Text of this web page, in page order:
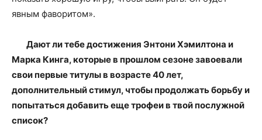
явным фаворитом».
Дают ли тебе достижения Энтони Хэмилтона и
Марка Кинга, которые в прошлом сезоне завоевали
свои первые титулы в возрасте 40 лет,
дополнительный стимул, чтобы продолжать борьбу и
попытаться добавить еще трофеи в твой послужной
список?